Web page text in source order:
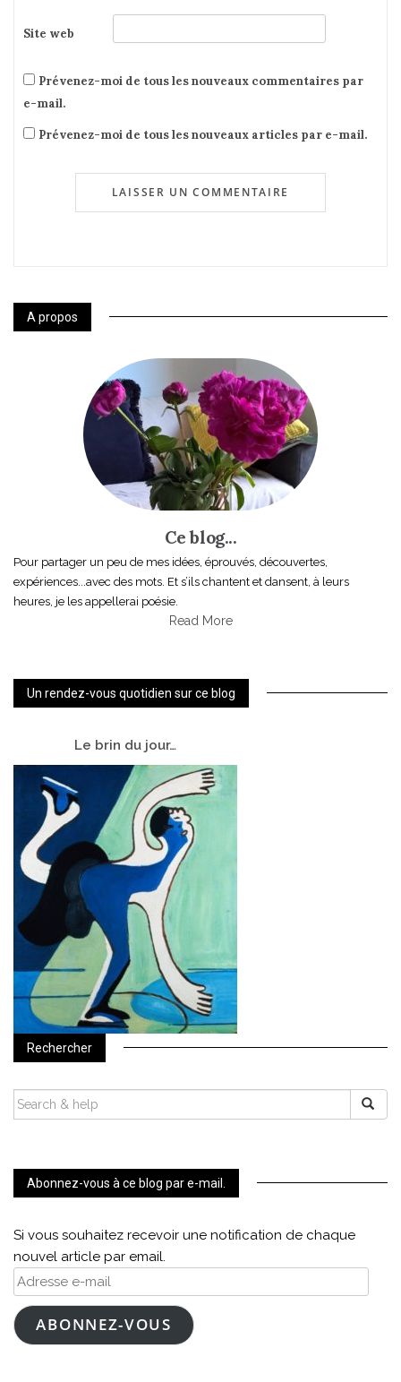
Site web
Prévenez-moi de tous les nouveaux commentaires par
e-mail.
Prévenez-moi de tous les nouveaux articles par e-mail.
A propos
Ce blog...
Pour partager un peu de mes idées, éprouvés, découvertes,
expériences...avec des mots. Et s’ils chantent et dansent, à leurs
heures, je les appellerai poésie.
Read More
Un rendez-vous quotidien sur ce blog
Le brin du jour…
Rechercher
SEARCH
FOR:
Abonnez-vous à ce blog par e-mail.
Si vous souhaitez recevoir une notification de chaque
nouvel article par email.
Adresse
e-
mailABONNEZ-VOUS